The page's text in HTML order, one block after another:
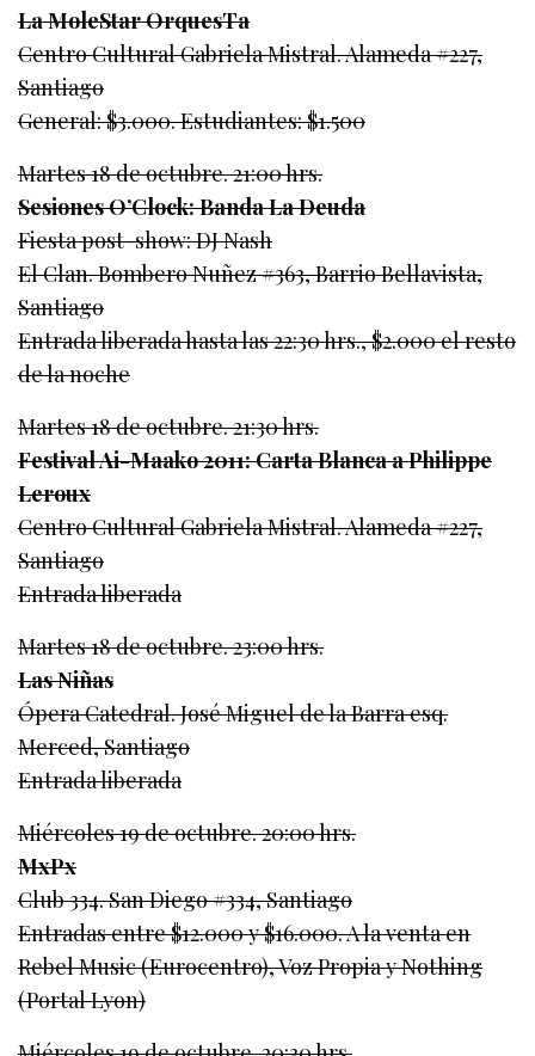
La MoleStar OrquesTa
Centro Cultural Gabriela Mistral. Alameda #227,
Santiago
General: $3.000. Estudiantes: $1.500
Martes 18 de octubre. 21:00 hrs.
Sesiones O’Clock: Banda La Deuda
Fiesta post-show: DJ Nash
El Clan. Bombero Nuñez #363, Barrio Bellavista,
Santiago
Entrada liberada hasta las 22:30 hrs., $2.000 el resto
de la noche
Martes 18 de octubre. 21:30 hrs.
Festival Ai-Maako 2011: Carta Blanca a Philippe
Leroux
Centro Cultural Gabriela Mistral. Alameda #227,
Santiago
Entrada liberada
Martes 18 de octubre. 23:00 hrs.
Las Niñas
Ópera Catedral. José Miguel de la Barra esq.
Merced, Santiago
Entrada liberada
Miércoles 19 de octubre. 20:00 hrs.
MxPx
Club 334. San Diego #334, Santiago
Entradas entre $12.000 y $16.000. A la venta en
Rebel Music (Eurocentro), Voz Propia y Nothing
(Portal Lyon)